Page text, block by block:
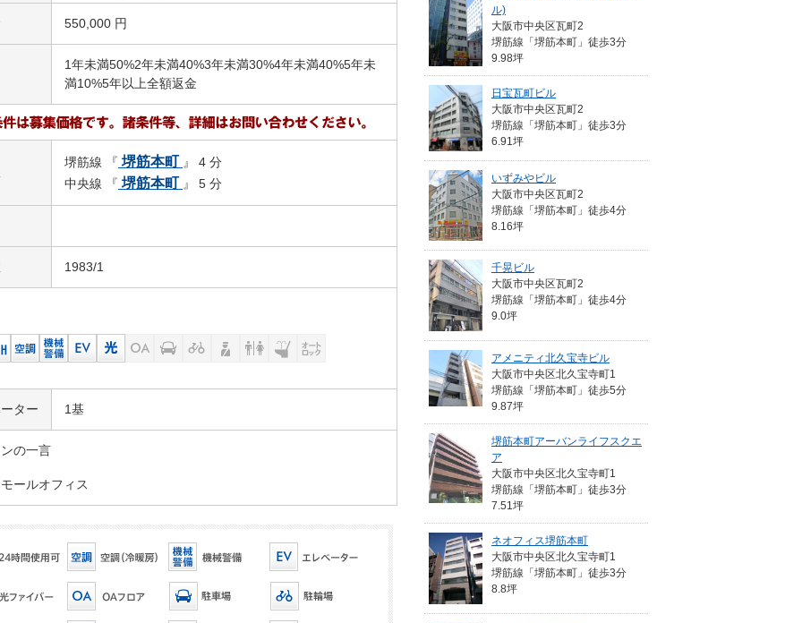
550,000 円
1年未満50%2年未満40%3年未満30%4年未満40%5年未
満10%5年以上全額返金
堺筋線 『 堺筋本町 』 4 分
中央線 『 堺筋本町 』 5 分
1983/1
ター 1基
の一言
ールオフィス
ル)
大阪市中央区瓦町2
堺筋線「堺筋本町」徒歩3分
9.98坪
日宝瓦町ビル
大阪市中央区瓦町2
堺筋線「堺筋本町」徒歩3分
6.91坪
いずみやビル
大阪市中央区瓦町2
堺筋線「堺筋本町」徒歩4分
8.16坪
千晃ビル
大阪市中央区瓦町2
堺筋線「堺筋本町」徒歩4分
9.0坪
アメニティ北久宝寺ビル
大阪市中央区北久宝寺町1
堺筋線「堺筋本町」徒歩5分
9.87坪
堺筋本町アーバンライフスクエ
ア
大阪市中央区北久宝寺町1
堺筋線「堺筋本町」徒歩3分
7.51坪
ネオフィス堺筋本町
大阪市中央区北久宝寺町1
堺筋線「堺筋本町」徒歩3分
8.8坪